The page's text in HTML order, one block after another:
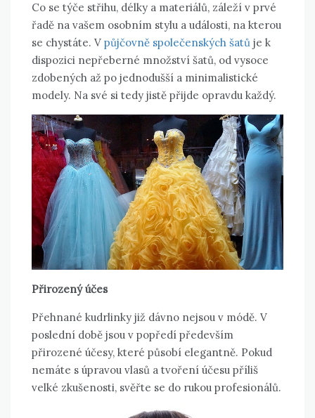
Co se týče střihu, délky a materiálů, záleží v prvé
řadě na vašem osobním stylu a události, na kterou
se chystáte. V půjčovně společenských šatů je k
dispozici nepřeberné množství šatů, od vysoce
zdobených až po jednodušší a minimalistické
modely. Na své si tedy jistě přijde opravdu každý.
Přirozený účes
Přehnané kudrlinky již dávno nejsou v módě. V
poslední době jsou v popředí především
přirozené účesy, které působí elegantně. Pokud
nemáte s úpravou vlasů a tvoření účesu příliš
velké zkušenosti, svěřte se do rukou profesionálů.